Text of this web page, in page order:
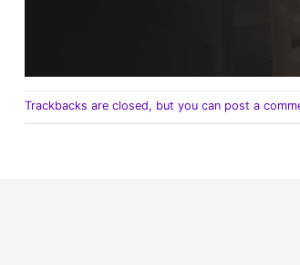
Trackbacks are closed, but you can post a